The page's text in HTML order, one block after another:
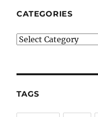
CATEGORIES
Categories
TAGS